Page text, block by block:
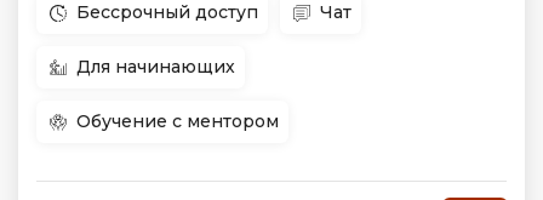
Бессрочный доступ Чат
Для начинающих
Обучение с ментором